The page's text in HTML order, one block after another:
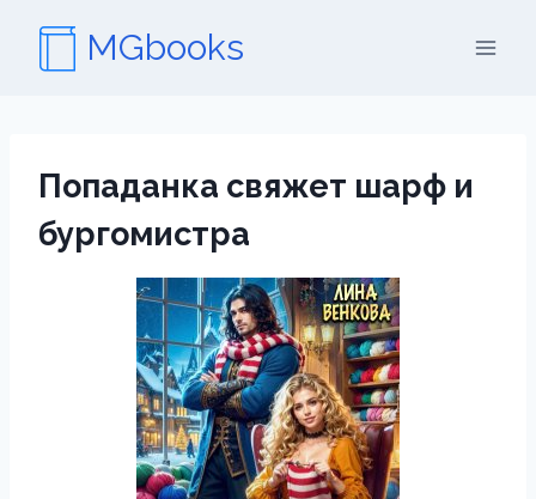
содержимому
MGbooks
Попаданка свяжет шарф и
бургомистра